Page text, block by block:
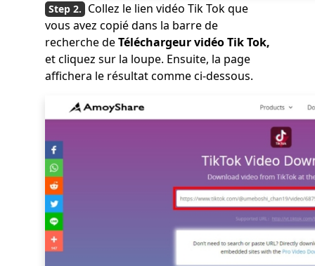
Collez le lien vidéo Tik Tok que
vous avez copié dans la barre de
recherche deTéléchargeur vidéo Tik Tok,
et cliquez sur la loupe. Ensuite, la page
affichera le résultat comme ci-dessous.